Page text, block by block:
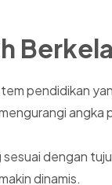
pendidikan
dengan
dinamis.